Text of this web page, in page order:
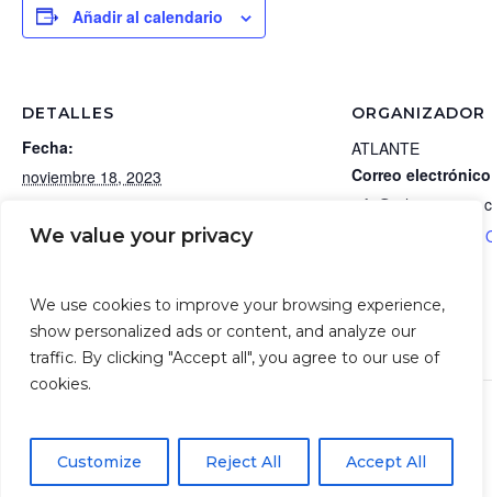
We value your privacy
We use cookies to improve your browsing experience,
show personalized ads or content, and analyze our
traffic. By clicking "Accept all", you agree to our use of
cookies.
Customize Reject All Accept All
Añadir al calendario
DETALLES
Fecha:
noviembre 18, 2023
Otros eventos socios
https://elitechip.net/index.php?
zwshow=compdet&idcomp=7011527&comp
sec=&zwlng=en
ORGANIZADOR
ATLANTE
Correo electrónico
Ver el sitio web